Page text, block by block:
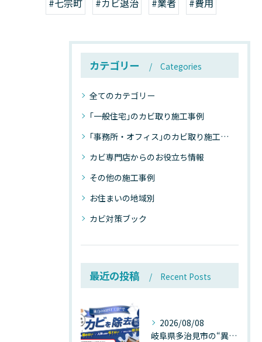
#七宗町 #カビ退治 #業者 #費用
カテゴリー Categories
全てのカテゴリー
｢一般住宅｣のカビ取り施工事例
｢事務所・オフィス｣のカビ取り施工事例
カビ専門店からのお役立ち情報
その他の施工事例
お住まいの地域別
カビ対策ブック
最近の投稿 Recent Posts
2026/08/08
岐阜県多治見市の“異常な高温”が建物内部を破壊する──深層カビが急増する危険な温度差の正体